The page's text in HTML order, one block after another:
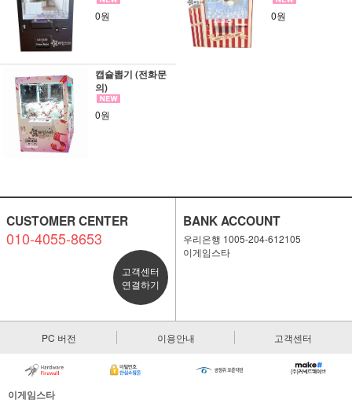
0원 0원
캡슐뽑기 (전화문
의)
0원
CUSTOMER CENTER
010-4055-8653
고객센터
연결하기
BANK ACCOUNT
우리은행 1005-204-612105
이게임스타
PC 버전 이용안내 고객센터
이게임스타